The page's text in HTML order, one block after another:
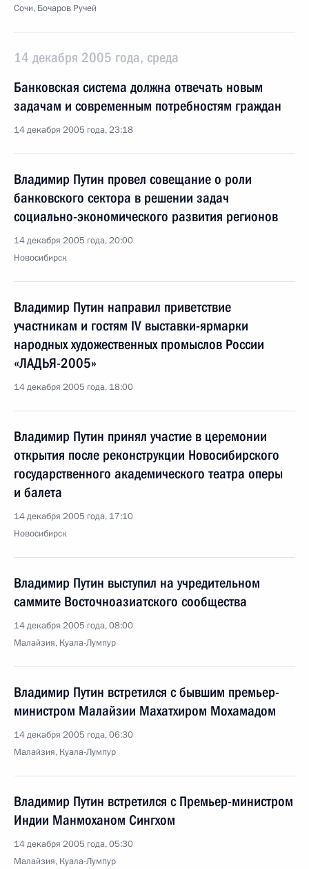
Сочи, Бочаров Ручей
14 декабря 2005 года, среда
Банковская система должна отвечать новым
задачам и современным потребностям граждан
14 декабря 2005 года, 23:18
Владимир Путин провел совещание о роли
банковского сектора в решении задач
социально-экономического развития регионов
14 декабря 2005 года, 20:00
Новосибирск
Владимир Путин направил приветствие
участникам и гостям IV выставки-ярмарки
народных художественных промыслов России
«ЛАДЬЯ-2005»
14 декабря 2005 года, 18:00
Владимир Путин принял участие в церемонии
открытия после реконструкции Новосибирского
государственного академического театра оперы
и балета
14 декабря 2005 года, 17:10
Новосибирск
Владимир Путин выступил на учредительном
саммите Восточноазиатского сообщества
14 декабря 2005 года, 08:00
Малайзия, Куала-Лумпур
Владимир Путин встретился с бывшим премьер-
министром Малайзии Махатхиром Мохамадом
14 декабря 2005 года, 06:30
Малайзия, Куала-Лумпур
Владимир Путин встретился с Премьер-министром
Индии Манмоханом Сингхом
14 декабря 2005 года, 05:30
Малайзия, Куала-Лумпур